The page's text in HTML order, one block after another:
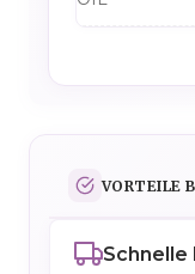
VORTEILE
Schnelle